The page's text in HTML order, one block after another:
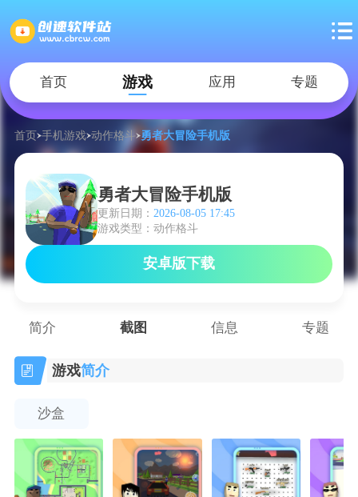
首页 游戏 应用 专题
首页 手机游戏 动作格斗 勇者大冒险手机版
勇者大冒险手机版
更新日期： 2026-08-05 17:45
游戏类型：动作格斗
安卓版下载
简介 截图 信息 专题
游戏简介
沙盒